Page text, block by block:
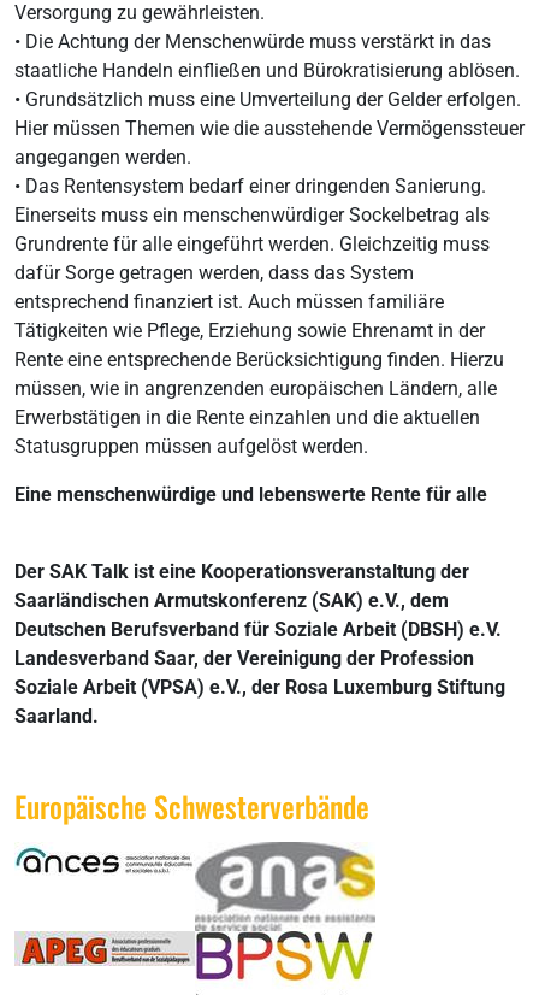
Versorgung zu gewährleisten.
• Die Achtung der Menschenwürde muss verstärkt in das
staatliche Handeln einfließen und Bürokratisierung ablösen.
• Grundsätzlich muss eine Umverteilung der Gelder erfolgen.
Hier müssen Themen wie die ausstehende Vermögenssteuer
angegangen werden.
• Das Rentensystem bedarf einer dringenden Sanierung.
Einerseits muss ein menschenwürdiger Sockelbetrag als
Grundrente für alle eingeführt werden. Gleichzeitig muss
dafür Sorge getragen werden, dass das System
entsprechend finanziert ist. Auch müssen familiäre
Tätigkeiten wie Pflege, Erziehung sowie Ehrenamt in der
Rente eine entsprechende Berücksichtigung finden. Hierzu
müssen, wie in angrenzenden europäischen Ländern, alle
Erwerbstätigen in die Rente einzahlen und die aktuellen
Statusgruppen müssen aufgelöst werden.
Eine menschenwürdige und lebenswerte Rente für alle
Der SAK Talk ist eine Kooperationsveranstaltung der
Saarländischen Armutskonferenz (SAK) e.V., dem
Deutschen Berufsverband für Soziale Arbeit (DBSH) e.V.
Landesverband Saar, der Vereinigung der Profession
Soziale Arbeit (VPSA) e.V., der Rosa Luxemburg Stiftung
Saarland.
Europäische Schwesterverbände